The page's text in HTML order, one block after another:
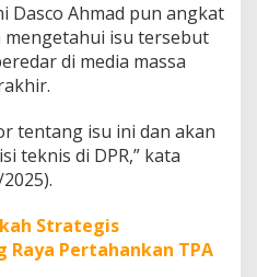
Dasco Ahmad pun angkat
mengetahui isu tersebut
di media massa
tentang isu ini dan akan
teknis di DPR,” kata
Strategis
Raya Pertahankan TPA